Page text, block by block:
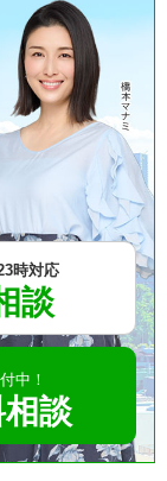
時対応
談
中！
談